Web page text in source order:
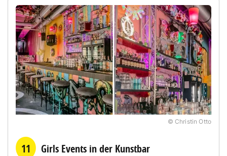
© Christin Otto
11 Girls Events in der Kunstbar